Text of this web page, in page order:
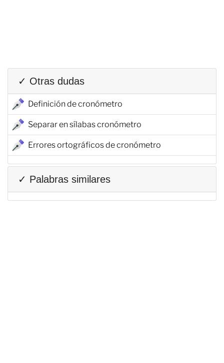
✓ Otras dudas
Definición de cronómetro
Separar en sílabas cronómetro
Errores ortográficos de cronómetro
✓ Palabras similares